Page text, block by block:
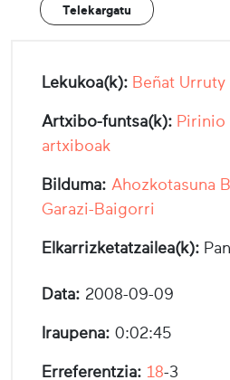
Telekargatu
Lekukoa(k): Beñat Urruty
Artxibo-funtsa(k): Pirinio
artxiboak
Bilduma: Ahozkotasuna
Garazi-Baigorri
Elkarrizketatzailea(k):
Data: 2008-09-09
Iraupena: 0:02:45
Erreferentzia: 18-3